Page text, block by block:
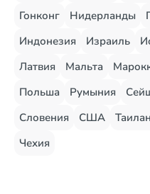
Гонконг
Нидерланды
Индонезия
Израиль
Латвия
Мальта
Польша
Румыния
Словения
США
Чехия